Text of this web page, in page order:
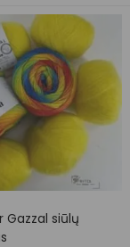
Gazzal siūlų